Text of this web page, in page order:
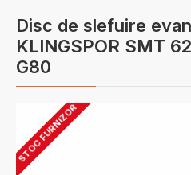
Disc de slefuire
KLINGSPOR SMT
G80
STOC FURNIZOR